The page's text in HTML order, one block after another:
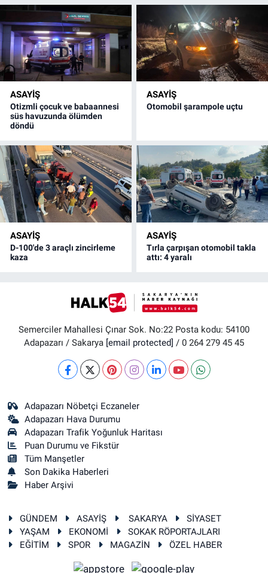
ASAYİŞ
Otizmli çocuk ve babaannesi
süs havuzunda ölümden
döndü
ASAYİŞ
Otomobil şarampole uçtu
ASAYİŞ
D-100'de 3 araçlı zincirleme
kaza
ASAYİŞ
Tırla çarpışan otomobil takla
attı: 4 yaralı
Semerciler Mahallesi Çınar Sok. No:22 Posta kodu: 54100
Adapazarı / Sakarya [email protected] / 0 264 279 45 45
Adapazarı Nöbetçi Eczaneler
Adapazarı Hava Durumu
Adapazarı Trafik Yoğunluk Haritası
Puan Durumu ve Fikstür
Tüm Manşetler
Son Dakika Haberleri
Haber Arşivi
GÜNDEM ASAYİŞ SAKARYA
SİYASET
YAŞAM
EKONOMİ
SOKAK RÖPORTAJLARI
EĞİTİM
SPOR MAGAZİN ÖZEL HABER